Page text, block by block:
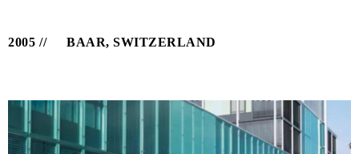
2005 BAAR, SWITZERLAND